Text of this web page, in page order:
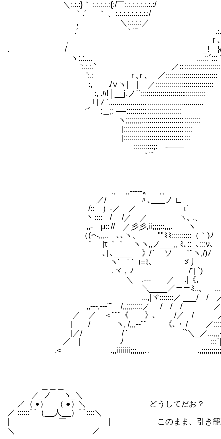
＼:.:.:}｀ :.:.:.:.:{:/￣:.:.:.:.:.:.:.:/
｀.′ ｀ 、:.:.:.:.:.:.:.:.:/ .:.:./
, ＼:.:.:.:／ .:.:./
.′ ｀¨¨ .:.:./::::: はい、我
, r ､.:./
. / _! }/::::: やってく
ヽ:.:.... ....::´:::｀
':.:.:.` ／::::::::::::::::::::::
':.: r ､r ､ ／::::::::::::::::::::::::::
:, ./∨ヽ| | |／::::::::::::::::::::::::::::: こ
:, .ﾊ! │__j,ノ`´:::::::::::::::::::::::::::::::::
｢| ﾉ ´::::::::::::::::::::::::::::::::::::::::::::::::
‘'´ ゝ:＿;: -―::::::::::::::::::::::::::::
ヽ;;;;;;;;::::::::::::::::::::::::::::::
|:::::::::::::::::::::::::::::::::::
|::::::::::::::::::::::::::::::::::
ゝ::::::::::;: -――
｀¨´
., ,,-----〟 ,、
／/ ゝ 〃､___ノ ∟、
/:: ）-／ ／ τ´
丶:::: / /／ ／ ヽ､ ,、
,,-ゝμ:: // ／彡彡,ii;;;;::,,,. ヽ
（(ヘ,,,..ゝ､､ヽ、 ""ﾐﾐ::::::::::（｀)ﾉ
｀ |τ゛゛ ヽヽ,,ノ___,, ﾐ､::_､:::ν､
､| ､____ 》/" ゝソ ゛"ヽ,/)ﾉ
ヽ'ゞ'｀ ι=ﾐ、 ゞ丿
.ヾ，ﾉ /"| `)
＼ .--- ／ .|《,
＼____／＝＝ﾐ.,、 ,,,--
,,,,|ヾ:::::::／ ___/ / ／""
,,---,---"" /,,;;;:::::／ / / / ／
／ ／ ＜"""《 》､ /／ / ／
| / ヽ, /,,,--"" 《､・ / ／
|／/ / ' ``＼_／...,,,--"""
／ | ﾉ :::`|"
,< ゝ .,,iiiiiii;;;,,,,...
／_ノ ヽ_＼
／（ ●） （ ●）＼ どうしてだお？
／ ::::::⌒（__人__）⌒::::＼
| ￣ | このまま、引き籠っていれば
＼ ／